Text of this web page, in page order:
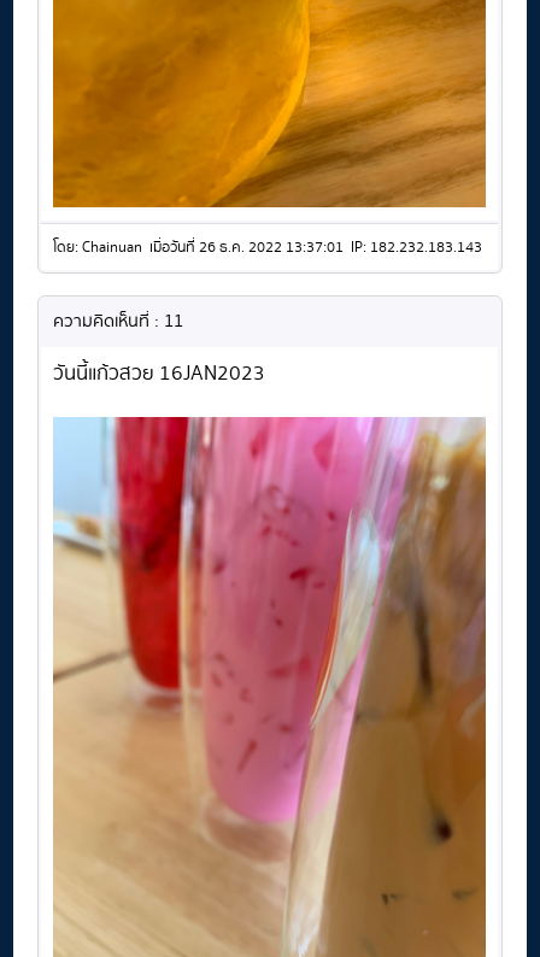
โดย: Chainuan เมื่อวันที่ 26 ธ.ค. 2022 13:37:01 IP: 182.232.183.143
ความคิดเห็นที่ : 11
วันนี้แก้วสวย 16JAN2023